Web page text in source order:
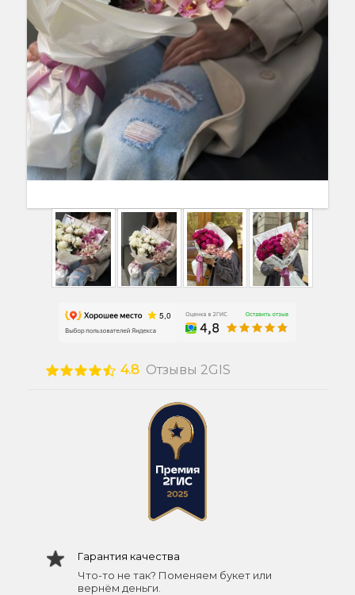
4.8 Отзывы 2GIS
Гарантия качества
Что-то не так? Поменяем букет или
вернём деньги.